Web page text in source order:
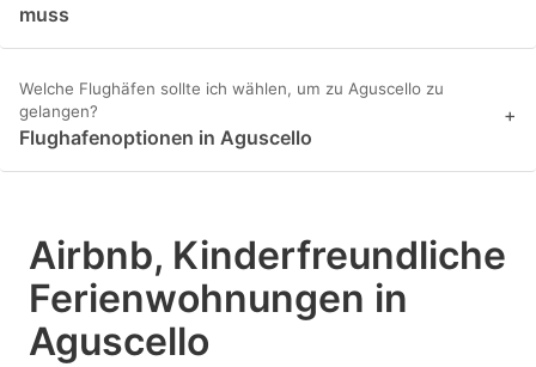
muss
Welche Flughäfen sollte ich wählen, um zu Aguscello zu
gelangen?
Flughafenoptionen in Aguscello
+
Airbnb, Kinderfreundliche
Ferienwohnungen in
Aguscello